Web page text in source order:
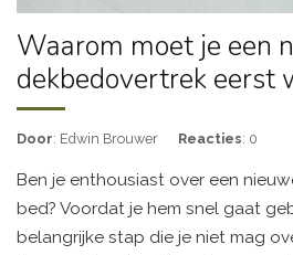
Waarom moet je een
dekbedovertrek eerst
Door: Edwin Brouwer Reacties: 0
Ben je enthousiast over een
bed? Voordat je hem snel gaat
belangrijke stap die je niet mag